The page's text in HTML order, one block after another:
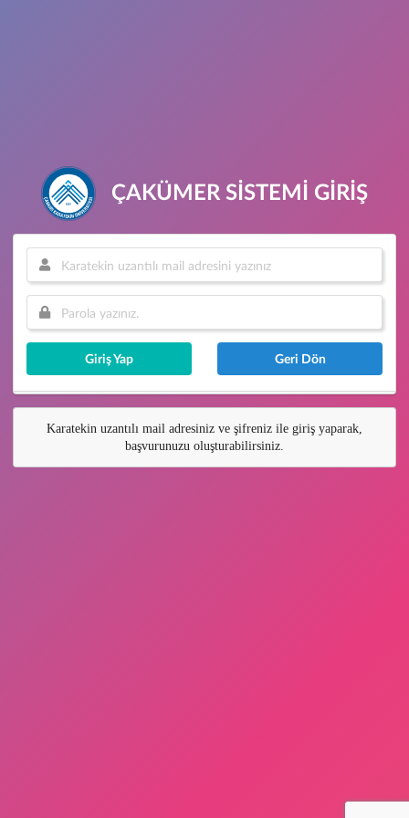
ÇAKÜMER SİSTEMİ GİRİŞ
Giriş Yap Geri Dön
Karatekin uzantılı mail adresiniz ve şifreniz ile giriş yaparak,
başvurunuzu oluşturabilirsiniz.